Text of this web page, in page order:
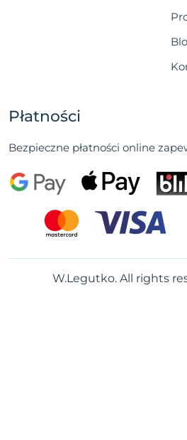
Płatności
Bezpieczne płatności online
W.Legutko. All rights